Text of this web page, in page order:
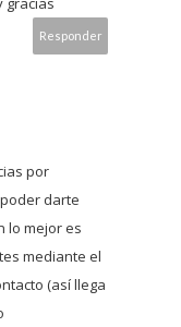
Responder
por
darte
lo mejor es
mediante el
(así llega